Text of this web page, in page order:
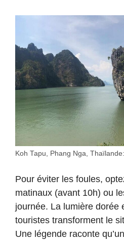
Koh Tapu, Phang Nga,
Pour éviter les foules,
matinaux (avant 10h) ou
journée. La lumière dorée
touristes transforment le
Une légende raconte